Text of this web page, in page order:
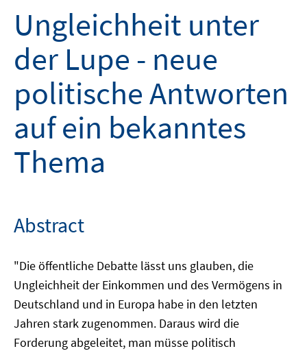
Ungleichheit unter
der Lupe - neue
politische Antworten
auf ein bekanntes
Thema
Abstract
"Die öffentliche Debatte lässt uns glauben, die
Ungleichheit der Einkommen und des Vermögens in
Deutschland und in Europa habe in den letzten
Jahren stark zugenommen. Daraus wird die
Forderung abgeleitet, man müsse politisch